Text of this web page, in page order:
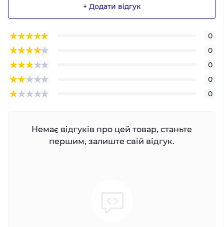
+ Додати відгук
0
0
0
0
0
Немає відгуків про цей товар, станьте
першим, залиште свій відгук.